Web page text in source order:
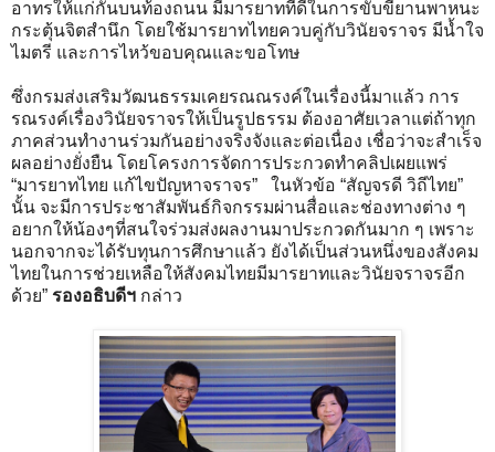
อาทรให้แก่กันบนท้องถนน มีมารยาทที่ดีในการขับขี่ยานพาหนะ
กระตุ้นจิตสำนึก โดยใช้มารยาทไทยควบคู่กับวินัยจราจร มีน้ำใจ
ไมตรี และการไหว้ขอบคุณและขอโทษ
ซึ่งกรมส่งเสริมวัฒนธรรมเคยรณณรงค์ในเรื่องนี้มาแล้ว การ
รณรงค์เรื่องวินัยจราจรให้เป็นรูปธรรม ต้องอาศัยเวลาแต่ถ้าทุก
ภาคส่วนทำงานร่วมกันอย่างจริงจังและต่อเนื่อง เชื่อว่าจะสำเร็จ
ผลอย่างยั่งยืน โดยโครงการจัดการประกวดทำคลิปเผยแพร่
“มารยาทไทย แก้ไขปัญหาจราจร” ในหัวข้อ “สัญจรดี วิถีไทย”
นั้น จะมีการประชาสัมพันธ์กิจกรรมผ่านสื่อและช่องทางต่าง ๆ
อยากให้น้องๆที่สนใจร่วมส่งผลงานมาประกวดกันมาก ๆ เพราะ
นอกจากจะได้รับทุนการศึกษาแล้ว ยังได้เป็นส่วนหนึ่งของสังคม
ไทยในการช่วยเหลือให้สังคมไทยมีมารยาทและวินัยจราจรอีก
ด้วย” รองอธิบดีฯ กล่าว